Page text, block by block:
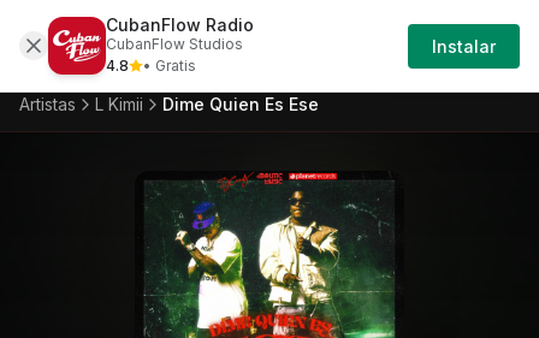
Artistas L-kimii L-kimii-dime-quien-es-ese
Iniciar
Sesión
Artistas L Kimii Dime Quien Es Ese
CubanFlow Radio
CubanFlow Studios
4.8
• Gratis
Instalar